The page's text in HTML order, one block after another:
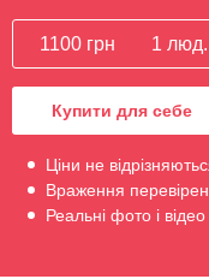
1100 грн 1 люд.
Купити для себе
Ціни не
Враження
Реальні фото і відео